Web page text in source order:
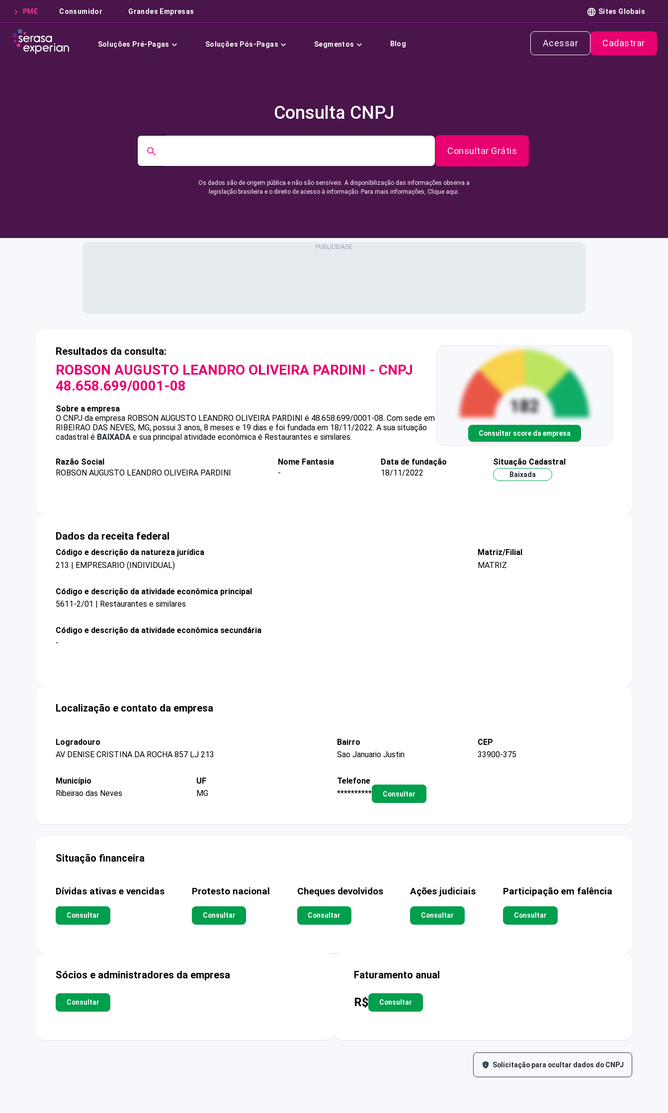
PME Consumidor Grandes Empresas Sites Globais
Soluções Pré-Pagas Soluções Pós-Pagas Segmentos Blog Acessar Cadastrar
Consulta CNPJ
Consultar Grátis
Os dados são de origem pública e não são sensíveis. A disponibilização das informações observa a
legislação brasileira e o direito de acesso à informação. Para mais informações, Clique aqui.
Resultados da consulta:
ROBSON AUGUSTO LEANDRO OLIVEIRA PARDINI - CNPJ
48.658.699/0001-08
Sobre a empresa
O CNPJ da empresa ROBSON AUGUSTO LEANDRO OLIVEIRA PARDINI é 48.658.699/0001-08. Com sede em
RIBEIRAO DAS NEVES, MG, possui 3 anos, 8 meses e 19 dias e foi fundada em 18/11/2022. A sua situação
cadastral é BAIXADA e sua principal atividade econômica é Restaurantes e similares. Consultar score da empresa
Razão Social
ROBSON AUGUSTO LEANDRO OLIVEIRA PARDINI
Nome Fantasia
-
Data de fundação
18/11/2022
Situação Cadastral
Baixada
Dados da receita federal
Código e descrição da natureza jurídica
213 | EMPRESARIO (INDIVIDUAL)
Matriz/Filial
MATRIZ
Código e descrição da atividade econômica principal
5611-2/01 | Restaurantes e similares
Código e descrição da atividade econômica secundária
-
Localização e contato da empresa
Logradouro
AV DENISE CRISTINA DA ROCHA 857 LJ 213
Bairro
Sao Januario Justin
CEP
33900-375
Município
Ribeirao das Neves
UF
MG
Telefone
**********
Consultar
Situação financeira
Dívidas ativas e vencidas
Consultar
Protesto nacional
Consultar
Cheques devolvidos
Consultar
Ações judiciais
Consultar
Participação em falência
Consultar
Sócios e administradores da empresa
Consultar
Faturamento anual
R$ Consultar
Solicitação para ocultar dados do CNPJ